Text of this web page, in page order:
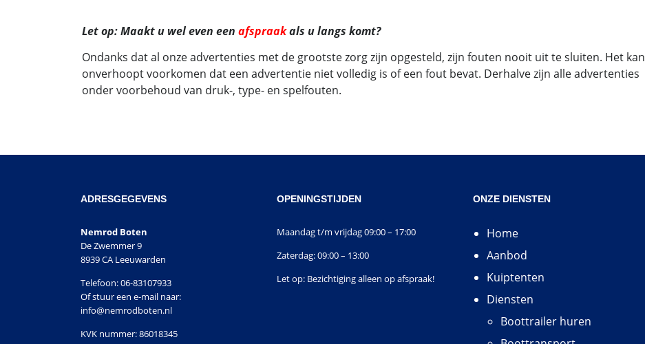
Let op: Maakt u wel even een afspraakals u langs komt?
Ondanks dat al onze advertenties met de grootste zorg zijn opgesteld, zijn fouten nooit uit te sluiten. Het kan
onverhoopt voorkomen dat een advertentie niet volledig is of een fout bevat. Derhalve zijn alle advertenties
onder voorbehoud van druk-, type- en spelfouten.
ADRESGEGEVENS
Nemrod Boten
De Zwemmer 9
8939 CA Leeuwarden
Telefoon: 06-83107933
Of stuur een e-mail naar:
info@nemrodboten.nl
KVK nummer: 86018345
OPENINGSTIJDEN
Maandag t/m vrijdag 09:00 – 17:00
Zaterdag: 09:00 – 13:00
Let op: Bezichtiging alleen op afspraak!
ONZE DIENSTEN
Home
Aanbod
Kuiptenten
Diensten
Boottrailer huren